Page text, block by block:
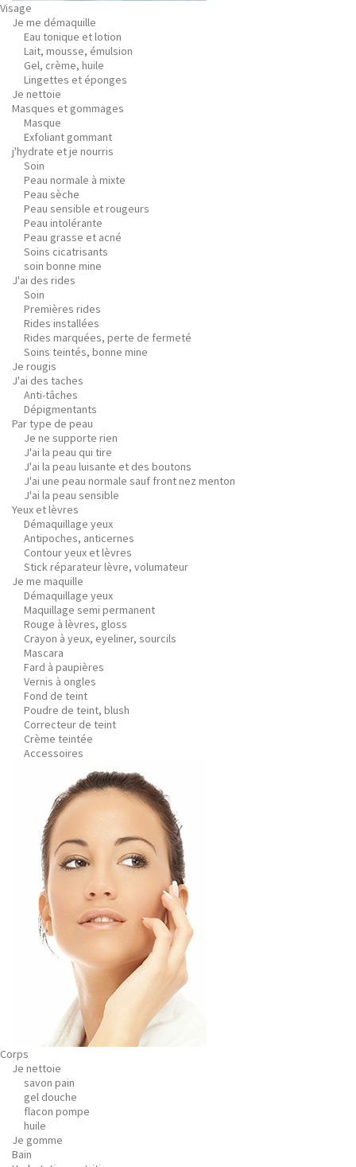
Visage
Je me démaquille
Eau tonique et lotion
Lait, mousse, émulsion
Gel, crème, huile
Lingettes et éponges
Je nettoie
Masques et gommages
Masque
Exfoliant gommant
j'hydrate et je nourris
Soin
Peau normale à mixte
Peau sèche
Peau sensible et rougeurs
Peau intolérante
Peau grasse et acné
Soins cicatrisants
soin bonne mine
J'ai des rides
Soin
Premières rides
Rides installées
Rides marquées, perte de fermeté
Soins teintés, bonne mine
Je rougis
J'ai des taches
Anti-tâches
Dépigmentants
Par type de peau
Je ne supporte rien
J'ai la peau qui tire
J'ai la peau luisante et des boutons
J'ai une peau normale sauf front nez menton
J'ai la peau sensible
Yeux et lèvres
Démaquillage yeux
Antipoches, anticernes
Contour yeux et lèvres
Stick réparateur lèvre, volumateur
Je me maquille
Démaquillage yeux
Maquillage semi permanent
Rouge à lèvres, gloss
Crayon à yeux, eyeliner, sourcils
Mascara
Fard à paupières
Vernis à ongles
Fond de teint
Poudre de teint, blush
Correcteur de teint
Crème teintée
Accessoires
Corps
Je nettoie
savon pain
gel douche
flacon pompe
huile
Je gomme
Bain